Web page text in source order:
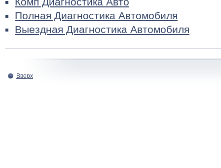
Полная Диагностика Автомобиля
Выездная Диагностика Автомобиля
Вверх